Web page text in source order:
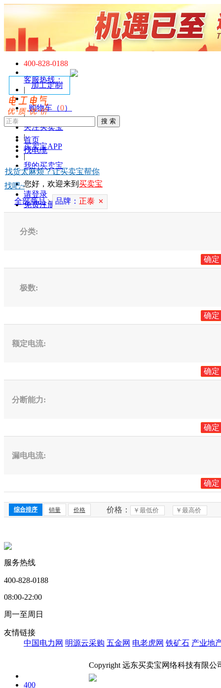
400-828-0188
客服热线：
|
购物车（0）
|
关注买卖宝
|
买卖宝APP
|
我的买卖宝
您好，欢迎来到 买卖宝
请登录
免费注册
加工定制
首页
找电缆
找货太麻烦？让买卖宝帮你
找吧~
全部商品
品牌： 正泰
分类:
确定
极数:
确定
额定电流:
确定
分断能力:
确定
漏电电流:
确定
综合排序 销量 价格 价格：
服务热线
400-828-0188
08:00-22:00
周一至周日
友情链接
中国电力网 明源云采购 五金网 电老虎网 铁矿石 产业地
Copyright 远东买卖宝网络科技有限公
400